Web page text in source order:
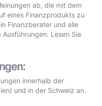
ab, die mit dem
eines Finanzprodukts zu
Finanzberater und alle
Lesen Sie
innerhalb der
und in der Schweiz an.